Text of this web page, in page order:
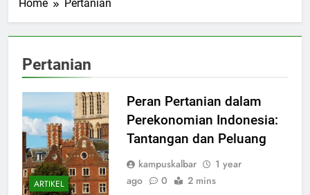
Home Pertanian
Pertanian
ARTIKEL
Peran Pertanian dalam
Perekonomian Indonesia:
Tantangan dan Peluang
kampuskalbar
1 year
ago
0 2 mins